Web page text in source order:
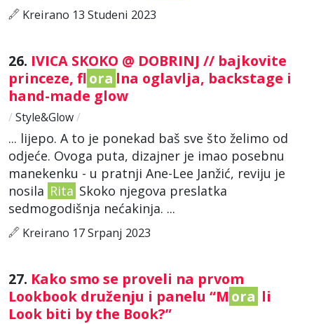
Kreirano 13 Studeni 2023
26. IVICA SKOKO @ DOBRINJ // bajkovite
princeze, flora lna oglavlja, backstage i
hand-made glow
/ Style&Glow/
... lijepo. A to je ponekad baš sve što želimo od
odjeće. Ovoga puta, dizajner je imao posebnu
manekenku - u pratnji Ane-Lee Janžić, reviju je
nosila Rita Skoko njegova preslatka
sedmogodišnja nećakinja. ...
Kreirano 17 Srpanj 2023
27. Kako smo se proveli na prvom
Lookbook druženju i panelu “M ora li
Look biti by the Book?”